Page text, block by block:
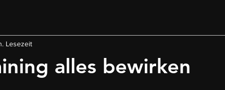
alles bewirken
Lesezeit